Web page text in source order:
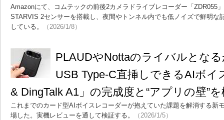
Amazonにて、コムテックの前後2カメラドライブレコーダー「ZDR055
STARVIS 2センサーを搭載し、夜間やトンネル内でも低ノイズで鮮明な
している。
（2026/1/8）
PLAUDやNottaのライバルとな
USB Type-C直挿しできるAIボイ
& DingTalk A1」の完成度と“アプリの壁”
これまでのカード型AIボイスレコーダーが抱えていた課題を解消する新
場した。実機レビューを通して検証する。
（2026/1/5）